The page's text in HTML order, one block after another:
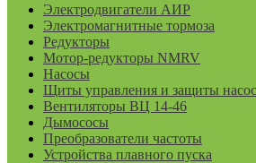
Электродвигатели АИР
Электромагнитные тормоза
Редукторы
Мотор-редукторы NMRV
Насосы
Щиты управления и защиты
Вентиляторы ВЦ 14-46
Дымососы
Преобразователи частоты
Устройства плавного пуска